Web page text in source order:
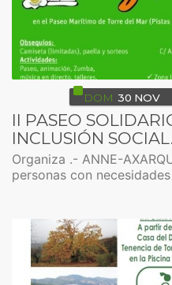
DOM 30 NOV
II PASEO
INCLUSIÓN SOCIAL.
Organiza .- ANNE-
personas con